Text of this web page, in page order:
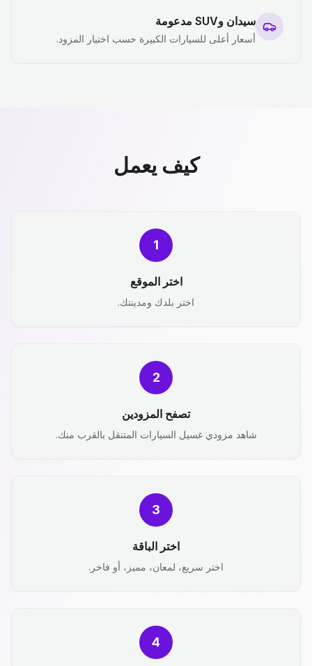
سيدان وSUV مدعومة
أسعار أعلى للسيارات الكبيرة حسب اختيار المزود.
كيف يعمل
1
اختر الموقع
اختر بلدك ومدينتك.
2
تصفح المزودين
شاهد مزودي غسيل السيارات المتنقل بالقرب منك.
3
اختر الباقة
اختر سريع، لمعان، مميز، أو فاخر.
4